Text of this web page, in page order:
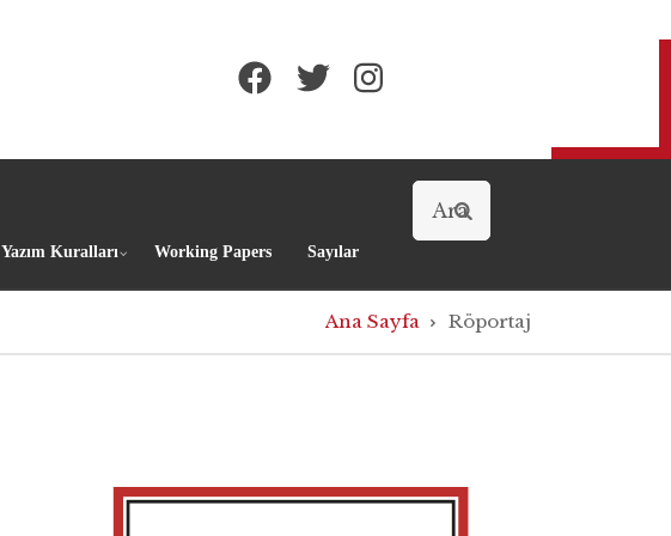
Yazım Kuralları Working Papers Sayılar
Ana Sayfa Röportaj